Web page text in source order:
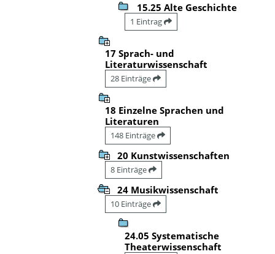
15.25 Alte Geschichte
1 Eintrag
17 Sprach- und
Literaturwissenschaft
28 Einträge
18 Einzelne Sprachen und
Literaturen
148 Einträge
20 Kunstwissenschaften
8 Einträge
24 Musikwissenschaft
10 Einträge
24.05 Systematische
Theaterwissenschaft